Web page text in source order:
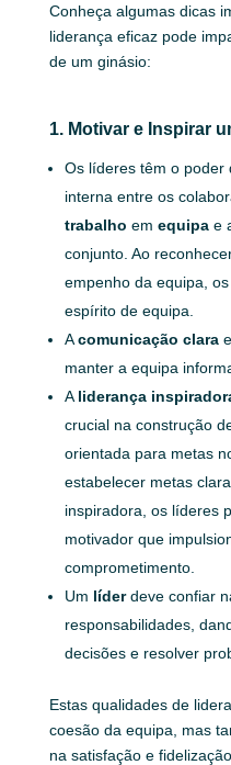
Conheça algumas dicas
liderança eficaz pode
de um ginásio:
1. Motivar e Inspirar
Os líderes têm o poder
interna entre os
trabalho em equipae
conjunto. Ao
empenho da equipa,
espírito de equipa.
Acomunicação clarae
manter a equipa
A liderança
crucial na construção
orientada para metas
estabelecer metas
inspiradora, os líderes
motivador que
comprometimento.
Um líderdeve confiar
responsabilidades,
decisões e resolver
Estas qualidades de
coesão da equipa, mas
na satisfação e